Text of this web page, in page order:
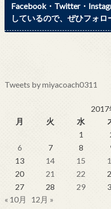
Facebook・Twitter・
しているので、ぜひフォロ
Tweets by miyacoach0311
2017
月
火 水
1
6
7 8
13
14 15
20
21 22
27
28 29
« 10月
12月 »